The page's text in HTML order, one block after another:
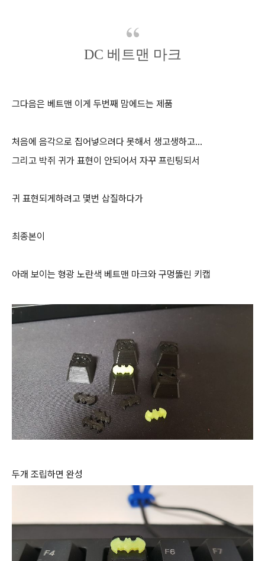
DC 베트맨 마크
그다음은 베트맨 이게 두번째 맘에드는 제품
처음에 음각으로 집어넣으려다 못해서 생고생하고...
그리고 박쥐 귀가 표현이 안되어서 자꾸 프린팅되서
귀 표현되게하려고 몇번 삽질하다가
최종본이
아래 보이는 형광 노란색 베트맨 마크와 구멍뚫린 키캡
두개 조립하면 완성